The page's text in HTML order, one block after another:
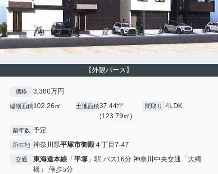
【外観パース】
価格 3,380万円
建物面積102.26㎡ 土地面積37.44坪
(123.79㎡)
間取り 4LDK
築年数 予定
所在地 神奈川県平塚市御殿４丁目7-47
交通 東海道本線 「平塚 」駅 バス16分 神奈川中央交通「大縄
橋」 停歩5分